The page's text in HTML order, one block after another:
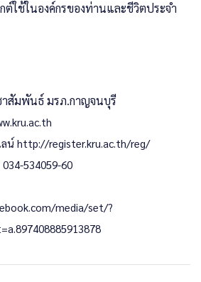
ต์ใช้ในองค์กรของท่านและชีวิตประจำ
สัมพันธ์ มรภ.กาญจนบุรี
น์ http://register.kru.ac.th/reg/
534059-60
media/set/?